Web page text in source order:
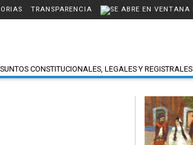
TRANSPARENCIA
CONSTITUCIONALES, LEGALES Y REGISTRALES